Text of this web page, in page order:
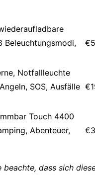
Beleuchtungsmodi,
Notfallleuchte
SOS, Ausfälle
Touch 4400
Abenteuer,
dass sich